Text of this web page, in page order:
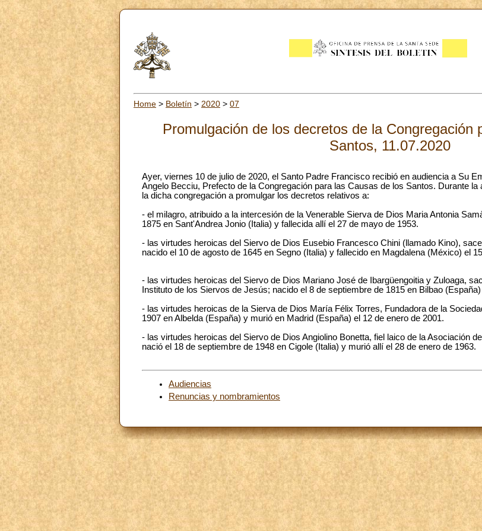
Home > Boletín > 2020 > 07
Promulgación de los decretos de la Congregación
Santos, 11.07.2020
Ayer, viernes 10 de julio de 2020, el Santo Padre Francisco recibió en audiencia a Su
Angelo Becciu, Prefecto de la Congregación para las Causas de los Santos. Durante
la dicha congregación a promulgar los decretos relativos a:
- el milagro, atribuido a la intercesión de la Venerable Sierva de Dios Maria Antonia
1875 en Sant'Andrea Jonio (Italia) y fallecida allí el 27 de mayo de 1953.
- las virtudes heroicas del Siervo de Dios Eusebio Francesco Chini (llamado Kino),
nacido el 10 de agosto de 1645 en Segno (Italia) y fallecido en Magdalena (México) el
- las virtudes heroicas del Siervo de Dios Mariano José de Ibargüengoitia y Zuloaga,
Instituto de los Siervos de Jesús; nacido el 8 de septiembre de 1815 en Bilbao
- las virtudes heroicas de la Sierva de Dios María Félix Torres, Fundadora de la
1907 en Albelda (España) y murió en Madrid (España) el 12 de enero de 2001.
- las virtudes heroicas del Siervo de Dios Angiolino Bonetta, fiel laico de la Asociación
nació el 18 de septiembre de 1948 en Cigole (Italia) y murió allí el 28 de enero de 1963.
Audiencias
Renuncias y nombramientos